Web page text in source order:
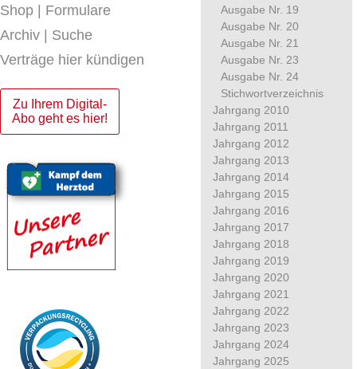
Shop | Formulare
Archiv | Suche
Verträge hier kündigen
Zu Ihrem Digital-
Abo geht es hier!
Ausgabe Nr. 19
Ausgabe Nr. 20
Ausgabe Nr. 21
Ausgabe Nr. 23
Ausgabe Nr. 24
Stichwortverzeichnis
Jahrgang 2010
Jahrgang 2011
Jahrgang 2012
Jahrgang 2013
Jahrgang 2014
Jahrgang 2015
Jahrgang 2016
Jahrgang 2017
Jahrgang 2018
Jahrgang 2019
Jahrgang 2020
Jahrgang 2021
Jahrgang 2022
Jahrgang 2023
Jahrgang 2024
Jahrgang 2025